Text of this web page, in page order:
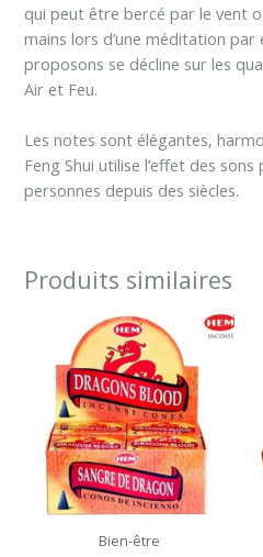
qui peut être bercé par le vent
mains lors d’une méditation par
proposons se décline sur les
Air et Feu.
Les notes sont élégantes,
Feng Shui utilise l’effet des
personnes depuis des siècles.
Produits similaires
Bien-être